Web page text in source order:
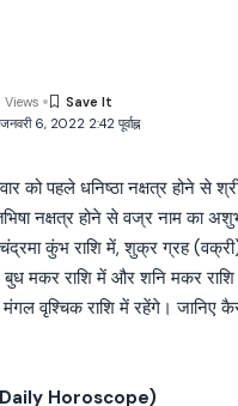
6, 2022 2:42 पूर्वाह्न
Views
को पहले धनिष्ठा नक्षत्र होने से
नक्षत्र होने से वज्र नाम का
कुंभ राशि में, शुक्र ग्रह
बुध मकर राशि में और शनि मकर
वृश्चिक राशि में रहेंगे। जानिए
Daily Horoscope)